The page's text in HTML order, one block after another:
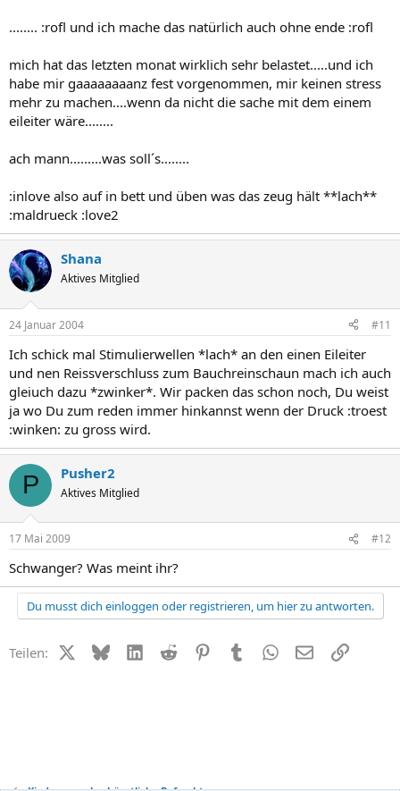
........ :rofl und ich mache das natürlich auch ohne ende :rofl
mich hat das letzten monat wirklich sehr belastet.....und ich
habe mir gaaaaaaaanz fest vorgenommen, mir keinen stress
mehr zu machen....wenn da nicht die sache mit dem einem
eileiter wäre........
ach mann.........was soll´s........
:inlove also auf in bett und üben was das zeug hält **lach**
:maldrueck :love2
Shana
Aktives Mitglied
24 Januar 2004 #11
Ich schick mal Stimulierwellen *lach* an den einen Eileiter
und nen Reissverschluss zum Bauchreinschaun mach ich auch
gleiuch dazu *zwinker*. Wir packen das schon noch, Du weist
ja wo Du zum reden immer hinkannst wenn der Druck :troest
:winken: zu gross wird.
P Pusher2
Aktives Mitglied
17 Mai 2009 #12
Schwanger? Was meint ihr?
Du musst dich einloggen oder registrieren, um hier zu antworten.
Teilen: X (Twitter)
BlueskyLinkedIn
Reddit PinterestTumblr WhatsApp
E-MailLink